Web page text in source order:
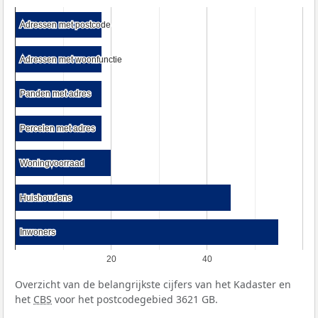
20 40
Adressen met postcode
Adressen met postcode
Adressen met woonfunctie
Adressen met woonfunctie
Panden met adres
Panden met adres
Percelen met adres
Percelen met adres
Woningvoorraad
Woningvoorraad
Huishoudens
Huishoudens
Inwoners
Inwoners
Overzicht van de belangrijkste cijfers van het Kadaster en
het CBS voor het postcodegebied 3621 GB.